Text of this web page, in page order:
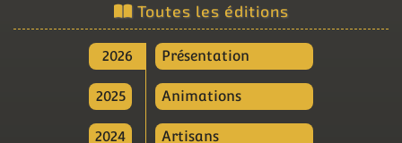
Toutes les éditions
2026
2025
2024
Présentation
Animations
Artisans